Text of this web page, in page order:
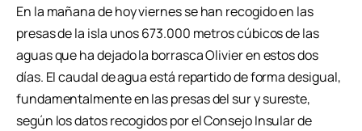
En la mañana de hoy viernes se han recogido en las
presas de la isla unos 673.000 metros cúbicos de las
aguas que ha dejado la borrasca Olivier en estos dos
días. El caudal de agua está repartido de forma desigual,
fundamentalmente en las presas del sur y sureste,
según los datos recogidos por el Consejo Insular de